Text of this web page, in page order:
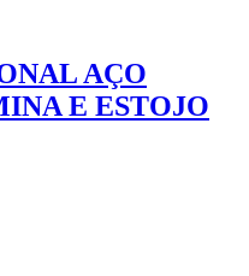
AÇO
E ESTOJO